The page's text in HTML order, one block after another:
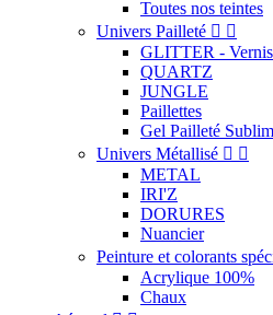
Toutes nos teintes
Univers Pailleté  
GLITTER -
QUARTZ
JUNGLE
Paillettes
Gel Pailleté
Univers Métallisé  
METAL
IRI'Z
DORURES
Nuancier
Peinture et colorants
Acrylique 100%
Chaux